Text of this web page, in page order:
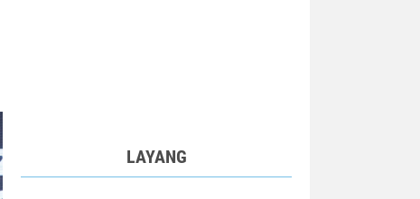
LAYANG